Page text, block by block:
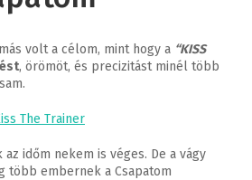
volt a célom, mint hogy a “KISS
, örömöt, és precizitást minél több
időm nekem is véges. De a vágy
több embernek a Csapatom